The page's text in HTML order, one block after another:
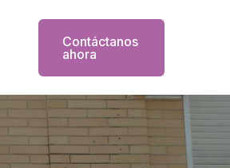
Contáctanos
ahora